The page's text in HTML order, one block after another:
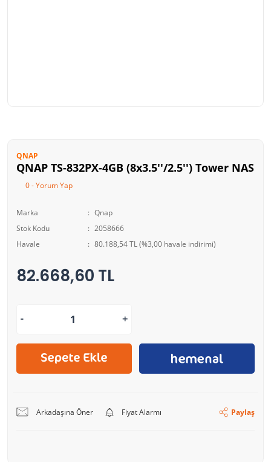
QNAP
QNAP TS-832PX-4GB (8x3.5''/2.5'') Tower NAS
0 - Yorum Yap
Marka
Qnap
Stok Kodu
2058666
Havale
80.188,54 TL (%3,00 havale indirimi)
82.668,60 TL
Arkadaşına Öner Fiyat Alarmı Paylaş